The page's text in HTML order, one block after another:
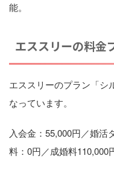
能。
エススリーの料金
エススリーのプラン「シ
なっています。
入会金：55,000円／婚活
料：0円／成婚料110,000